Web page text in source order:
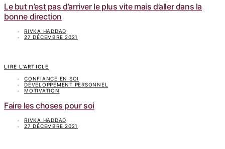
Le but n’est pas d’arriver le plus vite mais d’aller dans la
bonne direction
RIVKA HADDAD
27 DÉCEMBRE 2021
LIRE L'ARTICLE
CONFIANCE EN SOI
DÉVELOPPEMENT PERSONNEL
MOTIVATION
Faire les choses pour soi
RIVKA HADDAD
27 DÉCEMBRE 2021